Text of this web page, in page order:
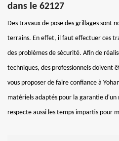
dans le 62127
Des travaux de pose des grillages sont
terrains. En effet, il faut effectuer ces
des problèmes de sécurité. Afin de
techniques, des professionnels doivent
vous proposer de faire confiance à
matériels adaptés pour la garantie d'un
respecte aussi les temps impartis pour